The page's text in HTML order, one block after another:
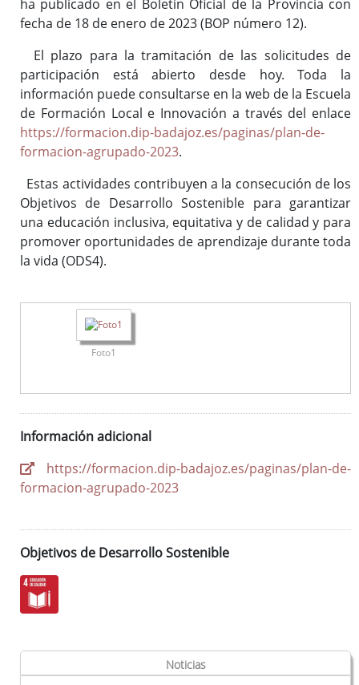
ha publicado en el Boletín Oficial de la Provincia con
fecha de 18 de enero de 2023 (BOP número 12).
El plazo para la tramitación de las solicitudes de
participación está abierto desde hoy. Toda la
información puede consultarse en la web de la Escuela
de Formación Local e Innovación a través del enlace
https://formacion.dip-badajoz.es/paginas/plan-de-
formacion-agrupado-2023.
Estas actividades contribuyen a la consecución de los
Objetivos de Desarrollo Sostenible para garantizar
una educación inclusiva, equitativa y de calidad y para
promover oportunidades de aprendizaje durante toda
la vida (ODS4).
Foto1
Información adicional
https://formacion.dip-badajoz.es/paginas/plan-de-
formacion-agrupado-2023
Objetivos de Desarrollo Sostenible
Noticias